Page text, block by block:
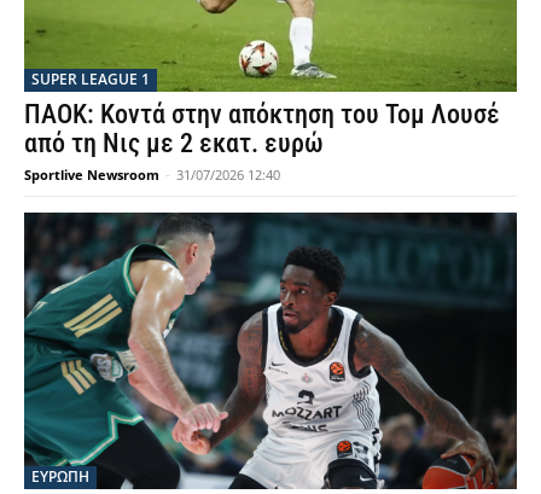
SUPER LEAGUE 1
ΠΑΟΚ: Κοντά στην απόκτηση του Τομ Λουσέ
από τη Νις με 2 εκατ. ευρώ
Sportlive Newsroom - 31/07/2026 12:40
ΕΥΡΩΠΗ